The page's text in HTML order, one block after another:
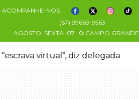
ACOMPANHE-NOS
(67) 99669-9563
AGOSTO, SEXTA 07 CAMPO GRANDE
virtual", diz delegada